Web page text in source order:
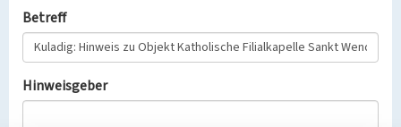
Betreff
Hinweisgeber